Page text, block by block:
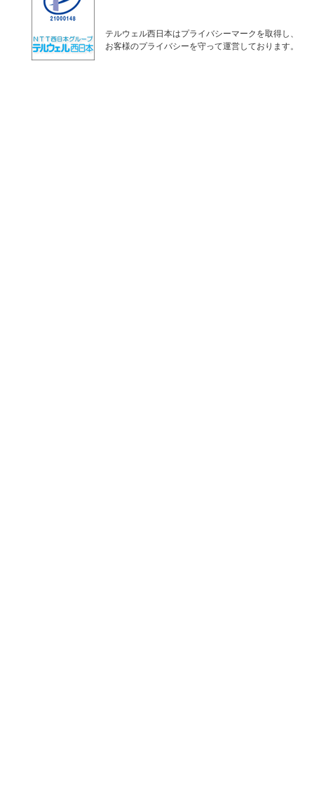
テルウェル西日本はプライバシーマークを取得し、
お客様のプライバシーを守って運営しております。